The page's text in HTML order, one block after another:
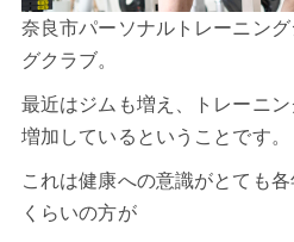
奈良市パーソナルトレーニン
グクラブ。
最近はジムも増え、トレーニ
増加しているということです。
これは健康への意識がとても
くらいの方が